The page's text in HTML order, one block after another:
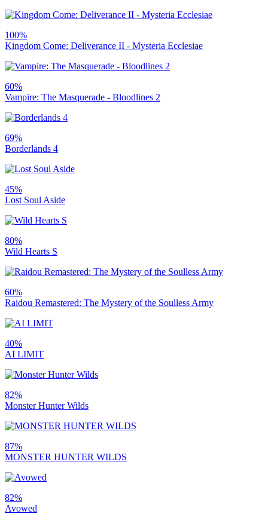
100%
Kingdom Come: Deliverance II - Mysteria Ecclesiae
60%
Vampire: The Masquerade - Bloodlines 2
69%
Borderlands 4
45%
Lost Soul Aside
80%
Wild Hearts S
60%
Raidou Remastered: The Mystery of the Soulless Army
40%
AI LIMIT
82%
Monster Hunter Wilds
87%
MONSTER HUNTER WILDS
82%
Avowed